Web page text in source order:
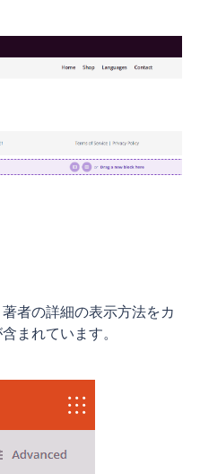
者の詳細の表示方法をカ
まれています。